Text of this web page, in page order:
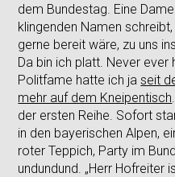
dem Bundestag. Eine
klingenden Namen
gerne bereit wäre, zu uns
Da bin ich platt. Never ever
Politfame hatte ich jaseit
mehr auf dem Kneipentisch
der ersten Reihe. Sofort
in den bayerischen Alpen,
roter Teppich, Party im
undundund. „Herr Hofreiter